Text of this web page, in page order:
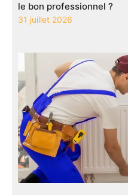
le bon professionnel ?
31 juillet 2026